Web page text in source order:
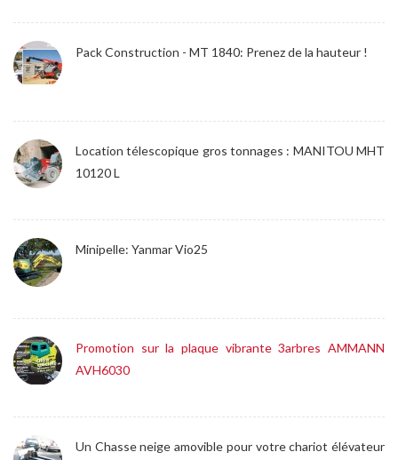
Pack Construction - MT 1840: Prenez de la hauteur !
Location télescopique gros tonnages : MANITOU MHT
10120 L
Minipelle: Yanmar Vio25
Promotion sur la plaque vibrante 3arbres AMMANN
AVH6030
Un Chasse neige amovible pour votre chariot élévateur